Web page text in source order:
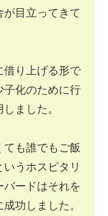
が目立ってきて
借り上げる形で
子化のために行
ました。
も誰でもご飯
うホスピタリ
バードはそれを
功しました。